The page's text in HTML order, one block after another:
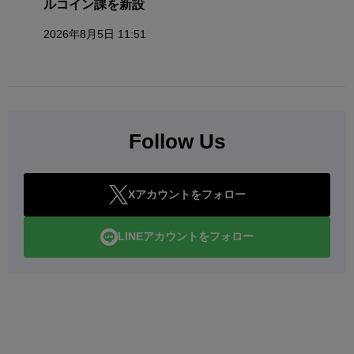
ルコイン課を新設
2026年8月5日 11:51
Follow Us
Xアカウントをフォロー
LINEアカウントをフォロー